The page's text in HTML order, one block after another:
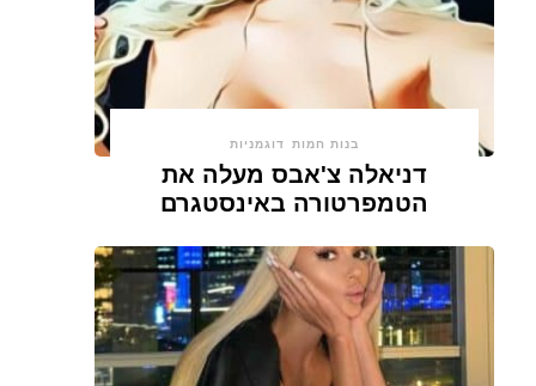
בנות חמות דוגמניות
דניאלה צ'אבס מעלה את
הטמפרטורה באינסטגרם